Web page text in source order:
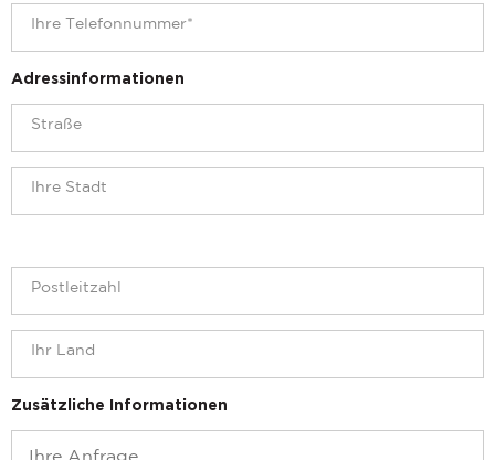
Adressinformationen
Zusätzliche Informationen